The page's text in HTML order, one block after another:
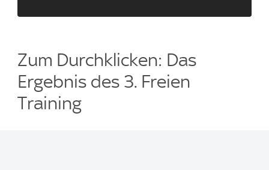
Zum Durchklicken: Das
Ergebnis des 3. Freien
Training